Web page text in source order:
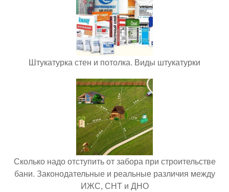
Штукатурка стен и потолка. Виды штукатурки
Сколько надо отступить от забора при строительстве
бани. Законодательные и реальные различия между
ИЖС, СНТ и ДНО